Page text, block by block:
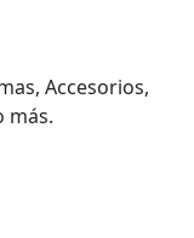
Accesorios,
más.